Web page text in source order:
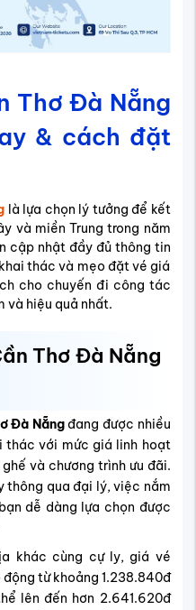
Thơ Đà Nẵng
& cách đặt
là lựa chọn lý tưởng để kết
và miền Trung trong năm
cập nhật đầy đủ thông tin
thác và mẹo đặt vé giá
cho chuyến đi công tác
và hiệu quả nhất.
Thơ Đà Nẵng
Đà Nẵngđang được nhiều
thác với mức giá linh hoạt
và chương trình ưu đãi.
thông qua đại lý, việc nắm
dễ dàng lựa chọn được
khác cùng cự ly, giá vé
từ khoảng 1.238.840đ
lên đến hơn 2.641.620đ